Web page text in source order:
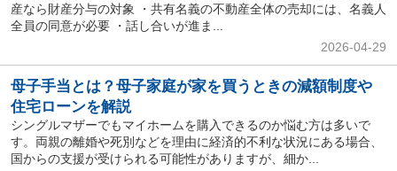
産なら財産分与の対象 ・共有名義の不動産全体の売却には、名義人
全員の同意が必要 ・話し合いが進ま...
2026-04-29
母子手当とは？母子家庭が家を買うときの減額制度や
住宅ローンを解説
シングルマザーでもマイホームを購入できるのか悩む方は多いで
す。両親の離婚や死別などを理由に経済的不利な状況にある場合、
国からの支援が受けられる可能性がありますが、細か...